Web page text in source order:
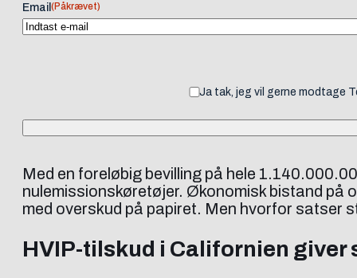
Email (Påkrævet)
Ja tak, jeg vil gerne modtage
Med en foreløbig bevilling på hele
nulemissionskøretøjer. Økonomisk bistand på
med overskud på papiret. Men hvorfor satser
HVIP-tilskud i Californien giver